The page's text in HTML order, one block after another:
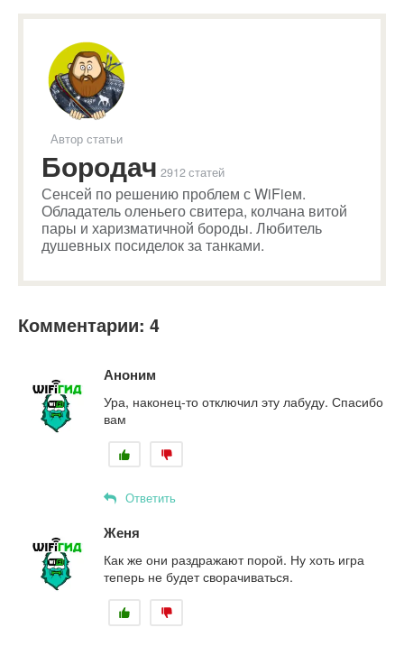
Автор статьи
Бородач 2912 статей
Сенсей по решению проблем с WiFiем.
Обладатель оленьего свитера, колчана витой
пары и харизматичной бороды. Любитель
душевных посиделок за танками.
Комментарии: 4
Аноним
Ура, наконец-то отключил эту лабуду. Спасибо
вам
Ответить
Женя
Как же они раздражают порой. Ну хоть игра
теперь не будет сворачиваться.